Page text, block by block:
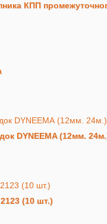
КПП
DYNEEMA (12мм.
(10 шт.)